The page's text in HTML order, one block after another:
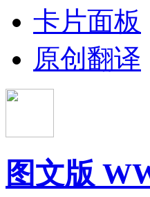
卡片面板
原创翻译
图文版